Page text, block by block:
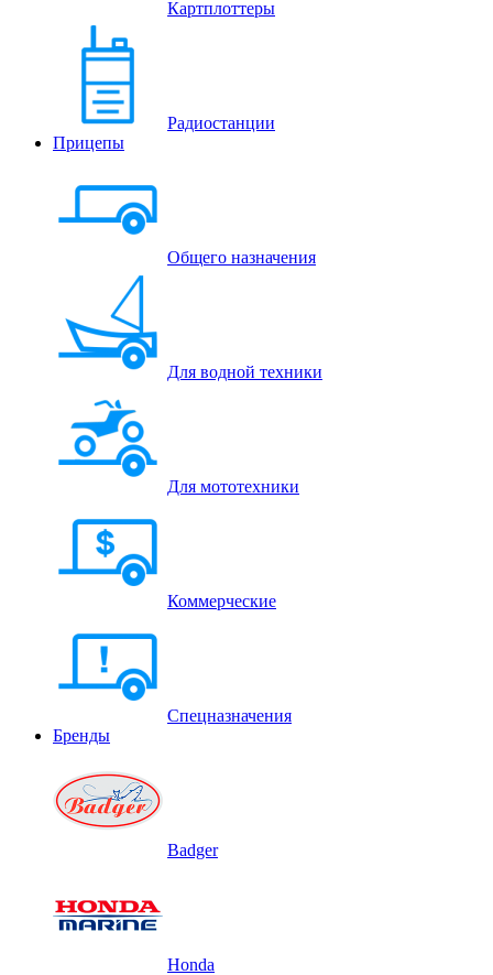
Картплоттеры
Радиостанции
Прицепы
Общего назначения
Для водной техники
Для мототехники
Коммерческие
Спецназначения
Бренды
Badger
Honda